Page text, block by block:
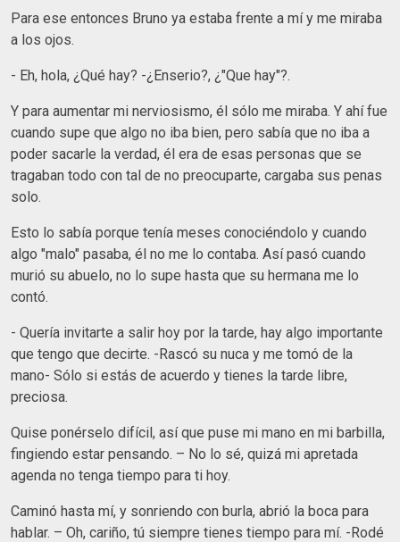
Para ese entonces Bruno ya estaba frente a mí y me miraba
a los ojos.
- Eh, hola, ¿Qué hay? -¿Enserio?, ¿"Que hay"?.
Y para aumentar mi nerviosismo, él sólo me miraba. Y ahí fue
cuando supe que algo no iba bien, pero sabía que no iba a
poder sacarle la verdad, él era de esas personas que se
tragaban todo con tal de no preocuparte, cargaba sus penas
solo.
Esto lo sabía porque tenía meses conociéndolo y cuando
algo "malo" pasaba, él no me lo contaba. Así pasó cuando
murió su abuelo, no lo supe hasta que su hermana me lo
contó.
- Quería invitarte a salir hoy por la tarde, hay algo importante
que tengo que decirte. -Rascó su nuca y me tomó de la
mano- Sólo si estás de acuerdo y tienes la tarde libre,
preciosa.
Quise ponérselo difícil, así que puse mi mano en mi barbilla,
fingiendo estar pensando. – No lo sé, quizá mi apretada
agenda no tenga tiempo para ti hoy.
Caminó hasta mí, y sonriendo con burla, abrió la boca para
hablar. – Oh, cariño, tú siempre tienes tiempo para mí. -Rodé